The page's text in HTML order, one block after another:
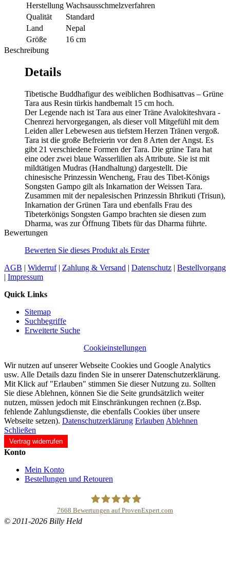
Herstellung Wachsausschmelzverfahren
Qualität
Standard
Land
Nepal
Größe
16 cm
Beschreibung
Details
Tibetische Buddhafigur des weiblichen Bodhisattvas – Grüne
Tara aus Resin türkis handbemalt 15 cm hoch.
Der Legende nach ist Tara aus einer Träne Avalokiteshvara -
Chenrezi hervorgegangen, als dieser voll Mitgefühl mit dem
Leiden aller Lebewesen aus tiefstem Herzen Tränen vergoß.
Tara ist die große Befreierin vor den 8 Arten der Angst. Es
gibt 21 verschiedene Formen der Tara. Die grüne Tara hat
eine oder zwei blaue Wasserlilien als Attribute. Sie ist mit
mildtätigen Mudras (Handhaltung) dargestellt. Die
chinesische Prinzessin Wencheng, Frau des Tibet-Königs
Songsten Gampo gilt als Inkarnation der Weissen Tara.
Zusammen mit der nepalesischen Prinzessin Bhrikuti (Trisun),
Inkarnation der Grünen Tara und ebenfalls Frau des
Tibeterkönigs Songsten Gampo brachten sie diesen zum
Dharma, was zur Öffnung Tibets für das Dharma führte.
Bewertungen
Bewerten Sie dieses Produkt als Erster
AGB | Widerruf| Zahlung & Versand | Datenschutz | Bestellvorgang
| Impressum
Quick Links
Sitemap
Suchbegriffe
Erweiterte Suche
Cookieinstellungen
Wir nutzen auf unserer Webseite Cookies und Google Analytics
usw. Alle Details dazu finden Sie in unserer Datenschutzerklärung.
Mit Klick auf "Erlauben" stimmen Sie dieser Nutzung zu. Sollten
Sie diese Ablehnen, können Sie die Seite grundsätzlich weiter
nutzen, müssen jedoch mit Einschränkungen rechnen (z.Bsp.
fehlende Zahlungsdienste, die ebenfalls Cookies über unsere
Webseite setzen). Datenschutzerklärung Erlauben Ablehnen
Schließen
Vertrag widerrufen
Konto
Mein Konto
Bestellungen und Retouren
7668 Bewertungen auf ProvenExpert.com
© 2011-2026 Billy Held